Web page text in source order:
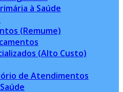
à Saúde
(Remume)
(Alto Custo)
de Atendimentos